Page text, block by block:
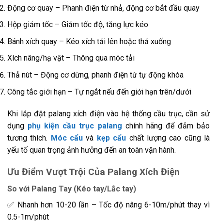
Động cơ quay – Phanh điện từ nhả, động cơ bắt đầu quay
Hộp giảm tốc – Giảm tốc độ, tăng lực kéo
Bánh xích quay – Kéo xích tải lên hoặc thả xuống
Xích nâng/hạ vật – Thông qua móc tải
Thả nút – Động cơ dừng, phanh điện từ tự động khóa
Công tắc giới hạn – Tự ngắt nếu đến giới hạn trên/dưới
Khi lắp đặt palang xích điện vào hệ thống cầu trục, cần sử
dụng phụ kiện cầu trục palang chính hãng để đảm bảo
tương thích. Móc cẩu và kẹp cẩu chất lượng cao cũng là
yếu tố quan trọng ảnh hưởng đến an toàn vận hành.
Ưu Điểm Vượt Trội Của Palang Xích Điện
So với Palang Tay (Kéo tay/Lắc tay)
✅ Nhanh hơn 10-20 lần – Tốc độ nâng 6-10m/phút thay vì
0.5-1m/phút